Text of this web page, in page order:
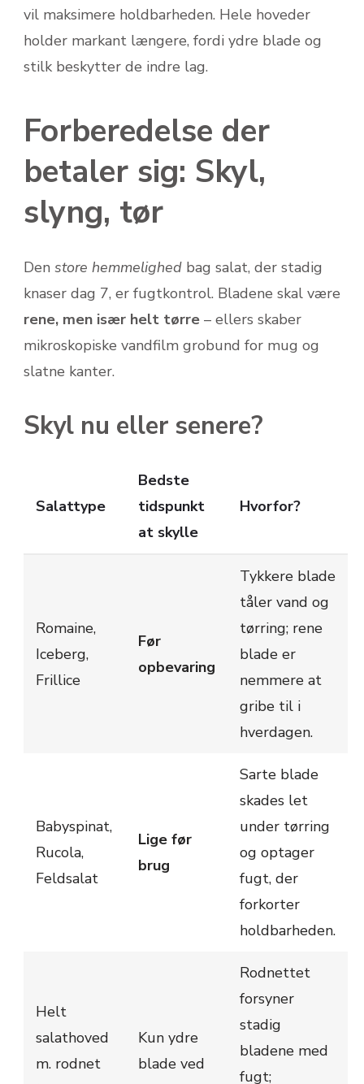
vil maksimere holdbarheden. Hele hoveder
holder markant længere, fordi ydre blade og
stilk beskytter de indre lag.
Forberedelse der
betaler sig: Skyl,
slyng, tør
Den store hemmelighed bag salat, der stadig
knaser dag 7, er fugtkontrol. Bladene skal være
rene, men især helt tørre – ellers skaber
mikroskopiske vandfilm grobund for mug og
slatne kanter.
Skyl nu eller senere?
Salattype
Bedste
tidspunkt
at skylle
Hvorfor?
Romaine,
Iceberg,
Frillice
Før
opbevaring
Tykkere blade
tåler vand og
tørring; rene
blade er
nemmere at
gribe til i
hverdagen.
Babyspinat,
Rucola,
Feldsalat
Lige før
brug
Sarte blade
skades let
under tørring
og optager
fugt, der
forkorter
holdbarheden.
Helt
salathoved
m. rodnet
Kun ydre
blade ved
Rodnettet
forsyner
stadig
bladene med
fugt;